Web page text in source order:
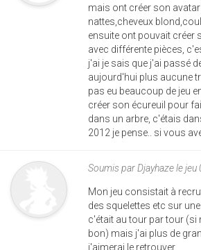
mais ont créer son
nattes,cheveux
ensuite ont pouvait créer
avec différente pièces,
j'ai je sais que j'ai passé
aujourd'hui plus aucune
pas eu beaucoup de jeu
créer son écureuil pour
dans un arbre, c'étais
2012 je pense.. si vous
Soumis parDjayhazele jeu
Mon jeu consistait à
des squelettes etc sur
c'était au tour par tour
bon) mais j'ai plus de
j'aimerai le retrouver